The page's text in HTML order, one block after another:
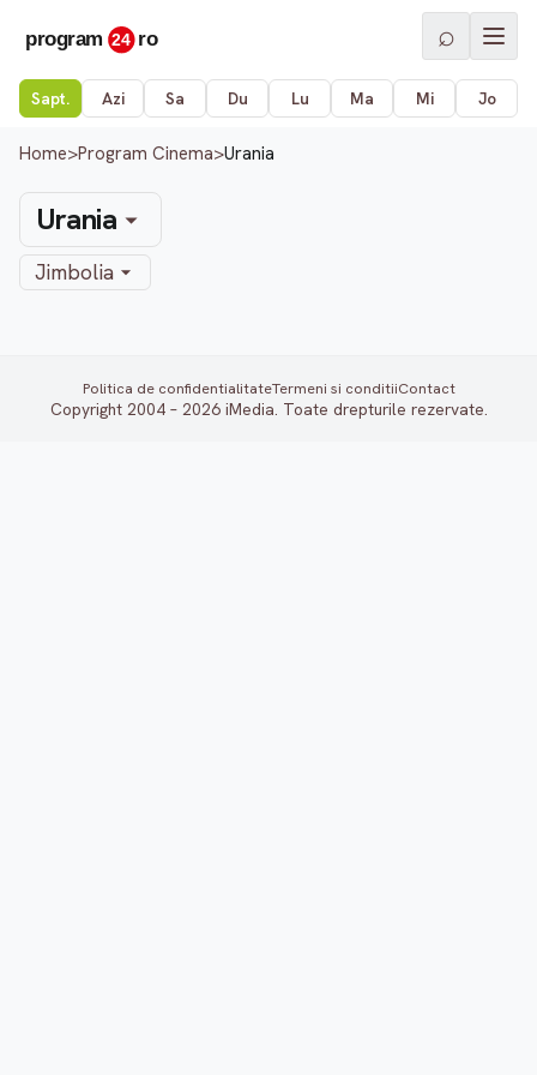
⌕
Sapt. Azi Sa Du Lu Ma Mi Jo
Home>Program Cinema>Urania
Urania
Jimbolia
Politica de confidentialitateTermeni si conditiiContact
Copyright 2004 – 2026 iMedia. Toate drepturile rezervate.